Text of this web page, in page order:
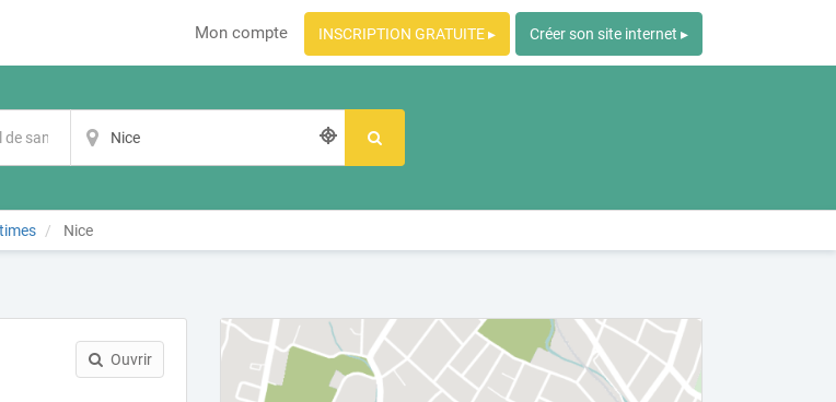
Mon compte INSCRIPTION GRATUITE ▸ Créer son site internet ▸
Nice
Ouvrir